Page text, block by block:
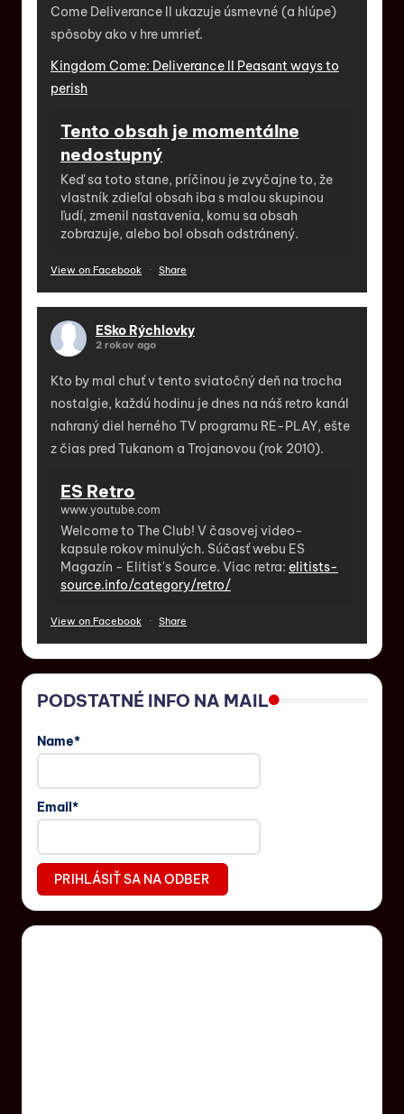
Come Deliverance II ukazuje úsmevné (a hlúpe)
spôsoby ako v hre umrieť.
Kingdom Come: Deliverance II Peasant ways to
perish
Tento obsah je momentálne
nedostupný
Keď sa toto stane, príčinou je zvyčajne to, že
vlastník zdieľal obsah iba s malou skupinou
ľudí, zmenil nastavenia, komu sa obsah
zobrazuje, alebo bol obsah odstránený.
View on Facebook · Share
ESko Rýchlovky
2 rokov ago
Kto by mal chuť v tento sviatočný deň na trocha
nostalgie, každú hodinu je dnes na náš retro kanál
nahraný diel herného TV programu RE-PLAY, ešte
z čias pred Tukanom a Trojanovou (rok 2010).
ES Retro
www.youtube.com
Welcome to The Club! V časovej video-
kapsule rokov minulých. Súčasť webu ES
Magazín - Elitist's Source. Viac retra: elitists-
source.info/category/retro/
View on Facebook · Share
PODSTATNÉ INFO NA MAIL
Name*
Email*